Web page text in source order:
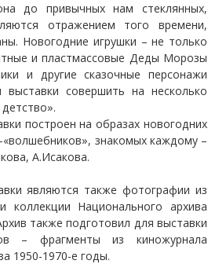
до привычных нам стеклянных,
отражением того времени,
Новогодние игрушки – не только
и пластмассовые Деды Морозы
и другие сказочные персонажи
выставки совершить на несколько
построен на образах новогодних
знакомых каждому –
А.Исакова.
являются также фотографии из
коллекции Национального архива
также подготовил для выставки
– фрагменты из киножурнала
1950-1970-е годы.